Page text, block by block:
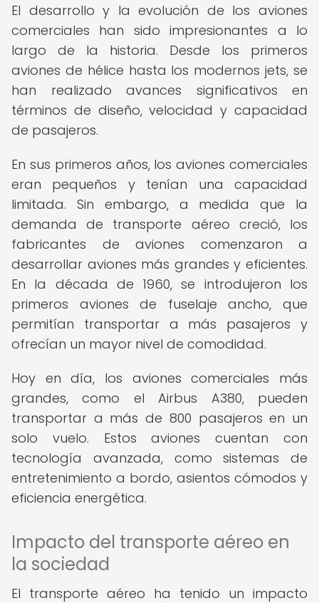
El desarrollo y la evolución de los aviones
comerciales han sido impresionantes a lo
largo de la historia. Desde los primeros
aviones de hélice hasta los modernos jets, se
han realizado avances significativos en
términos de diseño, velocidad y capacidad
de pasajeros.
En sus primeros años, los aviones comerciales
eran pequeños y tenían una capacidad
limitada. Sin embargo, a medida que la
demanda de transporte aéreo creció, los
fabricantes de aviones comenzaron a
desarrollar aviones más grandes y eficientes.
En la década de 1960, se introdujeron los
primeros aviones de fuselaje ancho, que
permitían transportar a más pasajeros y
ofrecían un mayor nivel de comodidad.
Hoy en día, los aviones comerciales más
grandes, como el Airbus A380, pueden
transportar a más de 800 pasajeros en un
solo vuelo. Estos aviones cuentan con
tecnología avanzada, como sistemas de
entretenimiento a bordo, asientos cómodos y
eficiencia energética.
Impacto del transporte aéreo en
la sociedad
El transporte aéreo ha tenido un impacto